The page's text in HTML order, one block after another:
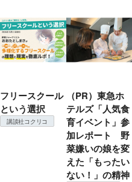
フリースクール
という選択
講談社コクリコ
（PR）東急ホ
テルズ「人気食
育イベント」参
加レポート 野
菜嫌いの娘を変
えた「もったい
ない！」の精神